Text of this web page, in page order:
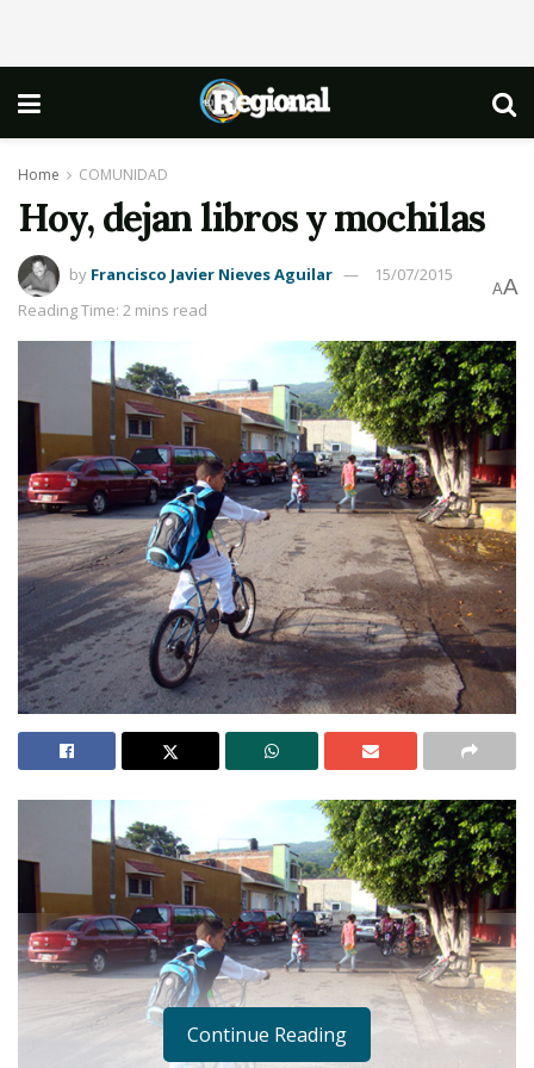
Home COMUNIDAD
Hoy, dejan libros y mochilas
by Francisco Javier Nieves Aguilar
15/07/2015
Reading Time: 2 mins read
AA
Continue Reading